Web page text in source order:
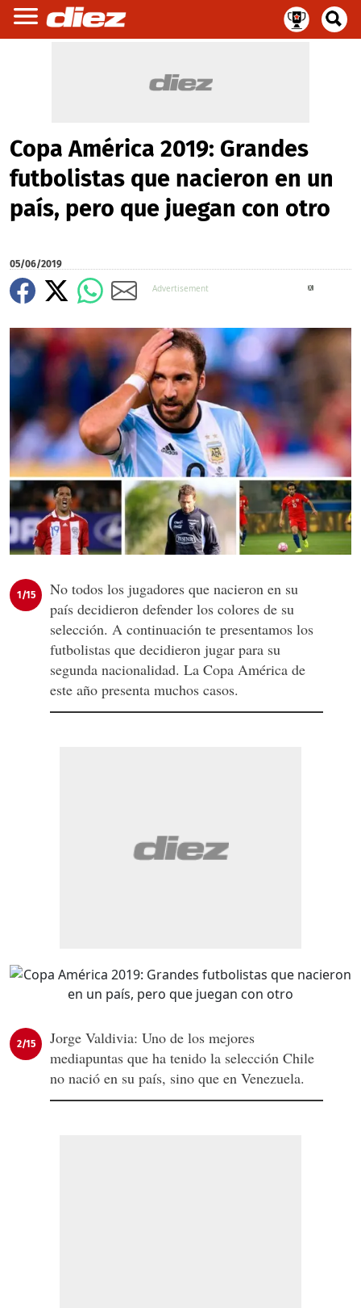
Copa América 2019: Grandes
futbolistas que nacieron en un
país, pero que juegan con otro
05/06/2019
1/15
No todos los jugadores que nacieron en su
país decidieron defender los colores de su
selección. A continuación te presentamos los
futbolistas que decidieron jugar para su
segunda nacionalidad. La Copa América de
este año presenta muchos casos.
2/15
Jorge Valdivia: Uno de los mejores
mediapuntas que ha tenido la selección Chile
no nació en su país, sino que en Venezuela.
X